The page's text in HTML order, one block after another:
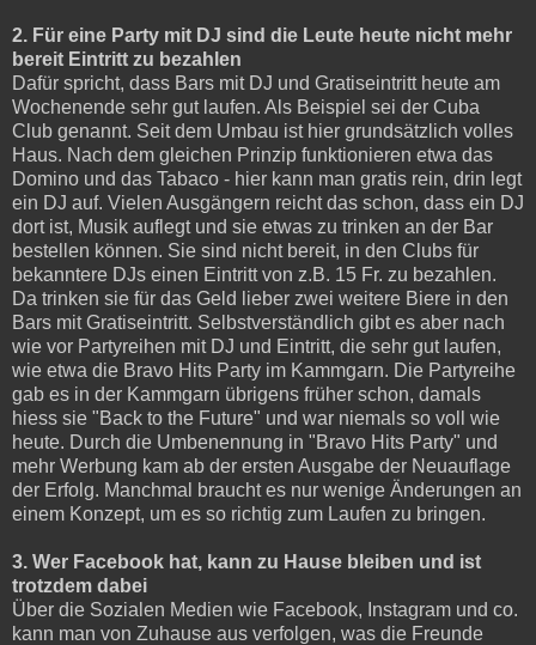
2. Für eine Party mit DJ sind die Leute heute nicht mehr
bereit Eintritt zu bezahlen
Dafür spricht, dass Bars mit DJ und Gratiseintritt heute am
Wochenende sehr gut laufen. Als Beispiel sei der Cuba
Club genannt. Seit dem Umbau ist hier grundsätzlich volles
Haus. Nach dem gleichen Prinzip funktionieren etwa das
Domino und das Tabaco - hier kann man gratis rein, drin legt
ein DJ auf. Vielen Ausgängern reicht das schon, dass ein DJ
dort ist, Musik auflegt und sie etwas zu trinken an der Bar
bestellen können. Sie sind nicht bereit, in den Clubs für
bekanntere DJs einen Eintritt von z.B. 15 Fr. zu bezahlen.
Da trinken sie für das Geld lieber zwei weitere Biere in den
Bars mit Gratiseintritt. Selbstverständlich gibt es aber nach
wie vor Partyreihen mit DJ und Eintritt, die sehr gut laufen,
wie etwa die Bravo Hits Party im Kammgarn. Die Partyreihe
gab es in der Kammgarn übrigens früher schon, damals
hiess sie "Back to the Future" und war niemals so voll wie
heute. Durch die Umbenennung in "Bravo Hits Party" und
mehr Werbung kam ab der ersten Ausgabe der Neuauflage
der Erfolg. Manchmal braucht es nur wenige Änderungen an
einem Konzept, um es so richtig zum Laufen zu bringen.
3. Wer Facebook hat, kann zu Hause bleiben und ist
trotzdem dabei
Über die Sozialen Medien wie Facebook, Instagram und co.
kann man von Zuhause aus verfolgen, was die Freunde